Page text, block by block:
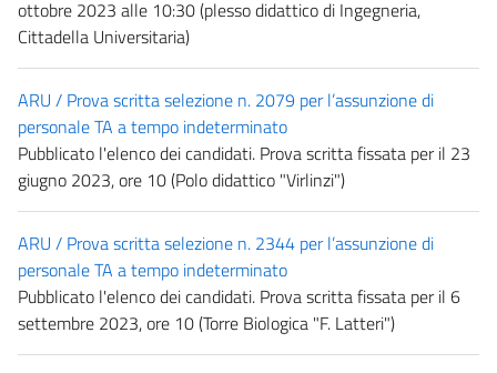
ottobre 2023 alle 10:30 (plesso didattico di Ingegneria,
Cittadella Universitaria)
ARU / Prova scritta selezione n. 2079 per l’assunzione di
personale TA a tempo indeterminato
Pubblicato l'elenco dei candidati. Prova scritta fissata per il 23
giugno 2023, ore 10 (Polo didattico "Virlinzi")
ARU / Prova scritta selezione n. 2344 per l’assunzione di
personale TA a tempo indeterminato
Pubblicato l'elenco dei candidati. Prova scritta fissata per il 6
settembre 2023, ore 10 (Torre Biologica "F. Latteri")